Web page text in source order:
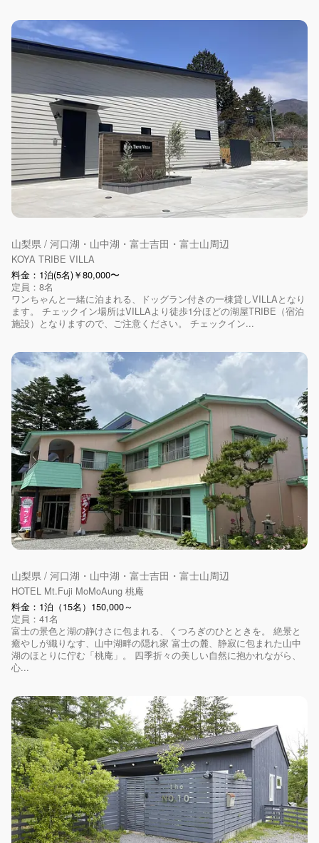
山梨県 / 河口湖・山中湖・富士吉田・富士山周辺
KOYA TRIBE VILLA
料金：1泊(5名)￥80,000〜
定員：8名
ワンちゃんと一緒に泊まれる、ドッグラン付きの一棟貸しVILLAとなり
ます。 チェックイン場所はVILLAより徒歩1分ほどの湖屋TRIBE（宿泊
施設）となりますので、ご注意ください。 チェックイン...
山梨県 / 河口湖・山中湖・富士吉田・富士山周辺
HOTEL Mt.Fuji MoMoAung 桃庵
料金：1泊（15名）150,000～
定員：41名
富士の景色と湖の静けさに包まれる、くつろぎのひとときを。 絶景と
癒やしが織りなす、山中湖畔の隠れ家 富士の麓、静寂に包まれた山中
湖のほとりに佇む「桃庵」。 四季折々の美しい自然に抱かれながら、
心...